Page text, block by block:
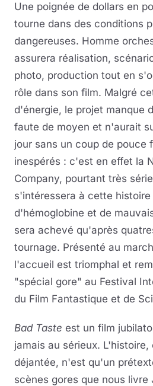
Une poignée de dollars en
tourne dans des conditions
dangereuses. Homme
assurera réalisation,
photo, production tout en
rôle dans son film. Malgré
d'énergie, le projet manque
faute de moyen et n'aurait
jour sans un coup de pouce
inespérés : c'est en effet la
Company, pourtant très
s'intéressera à cette histoire
d'hémoglobine et de
sera achevé qu'après
tournage. Présenté au
l'accueil est triomphal et
"spécial gore" au Festival
du Film Fantastique et de
Bad Taste est un film
jamais au sérieux.
déjantée, n'est qu'un
scènes gores que nous